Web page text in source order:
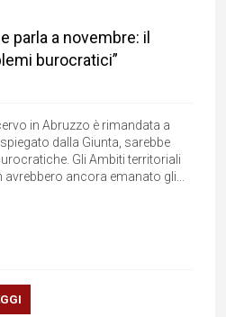
parla a novembre: il
burocratici”
in Abruzzo è rimandata a
dalla Giunta, sarebbe
Gli Ambiti territoriali
ancora emanato gli...